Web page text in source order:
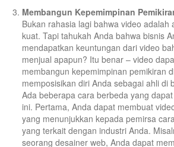
Membangun Kepemimpinan
Bukan rahasia lagi bahwa video adalah
kuat. Tapi tahukah Anda bahwa bisnis
mendapatkan keuntungan dari video
menjual apapun? Itu benar – video
membangun kepemimpinan pemikiran
memposisikan diri Anda sebagai ahli di
Ada beberapa cara berbeda yang
ini. Pertama, Anda dapat membuat
yang menunjukkan kepada pemirsa
yang terkait dengan industri Anda.
seorang desainer web, Anda dapat